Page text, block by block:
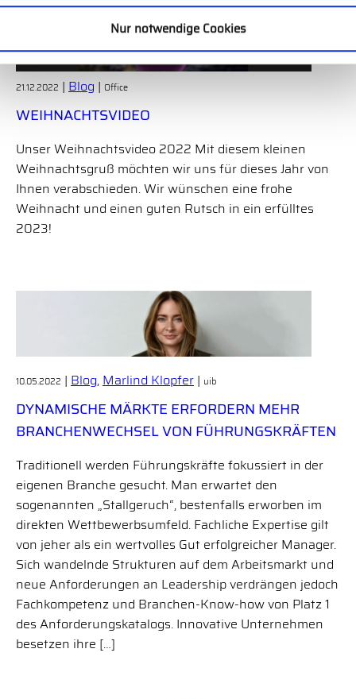
Nur notwendige Cookies
21.12.2022 | Blog | Office
WEIHNACHTSVIDEO
Unser Weihnachtsvideo 2022 Mit diesem kleinen
Weihnachtsgruß möchten wir uns für dieses Jahr von
Ihnen verabschieden. Wir wünschen eine frohe
Weihnacht und einen guten Rutsch in ein erfülltes
2023!
10.05.2022 | Blog,Marlind Klopfer | uib
DYNAMISCHE MÄRKTE ERFORDERN MEHR
BRANCHENWECHSEL VON FÜHRUNGSKRÄFTEN
Traditionell werden Führungskräfte fokussiert in der
eigenen Branche gesucht. Man erwartet den
sogenannten „Stallgeruch“, bestenfalls erworben im
direkten Wettbewerbsumfeld. Fachliche Expertise gilt
von jeher als ein wertvolles Gut erfolgreicher Manager.
Sich wandelnde Strukturen auf dem Arbeitsmarkt und
neue Anforderungen an Leadership verdrängen jedoch
Fachkompetenz und Branchen-Know-how von Platz 1
des Anforderungskatalogs. Innovative Unternehmen
besetzen ihre […]